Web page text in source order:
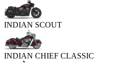
INDIAN SCOUT
INDIAN CHIEF CLASSIC